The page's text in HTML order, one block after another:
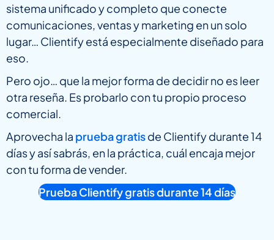
sistema unificado y completo que conecte
comunicaciones, ventas y marketing en un solo
lugar… Clientify está especialmente diseñado para
eso.
Pero ojo… que la mejor forma de decidir no es leer
otra reseña. Es probarlo con tu propio proceso
comercial.
Aprovecha la prueba gratisde Clientify durante 14
días y así sabrás, en la práctica, cuál encaja mejor
con tu forma de vender.
Prueba Clientify gratis durante 14 días